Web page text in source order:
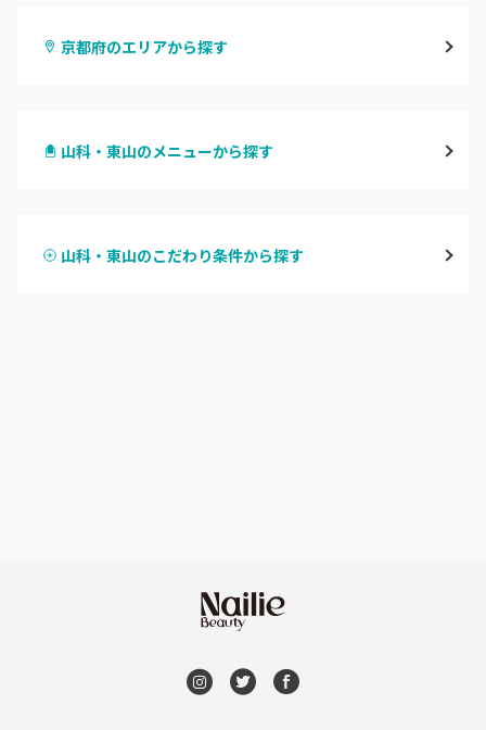
京都府のエリアから探す
四条河原町・河原町三条
長岡京市・向日市・八幡
山科・東山のメニューから探す
ハンドスカルプ
山科・東山のこだわり条件から探す